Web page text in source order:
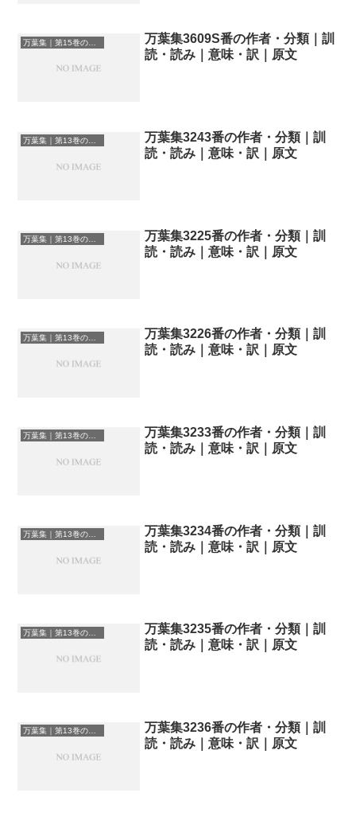
万葉集｜第15巻の和歌一覧
万葉集3609S番の作者・分類｜訓
読・読み｜意味・訳｜原文
万葉集｜第13巻の和歌一覧
万葉集3243番の作者・分類｜訓
読・読み｜意味・訳｜原文
万葉集｜第13巻の和歌一覧
万葉集3225番の作者・分類｜訓
読・読み｜意味・訳｜原文
万葉集｜第13巻の和歌一覧
万葉集3226番の作者・分類｜訓
読・読み｜意味・訳｜原文
万葉集｜第13巻の和歌一覧
万葉集3233番の作者・分類｜訓
読・読み｜意味・訳｜原文
万葉集｜第13巻の和歌一覧
万葉集3234番の作者・分類｜訓
読・読み｜意味・訳｜原文
万葉集｜第13巻の和歌一覧
万葉集3235番の作者・分類｜訓
読・読み｜意味・訳｜原文
万葉集｜第13巻の和歌一覧
万葉集3236番の作者・分類｜訓
読・読み｜意味・訳｜原文